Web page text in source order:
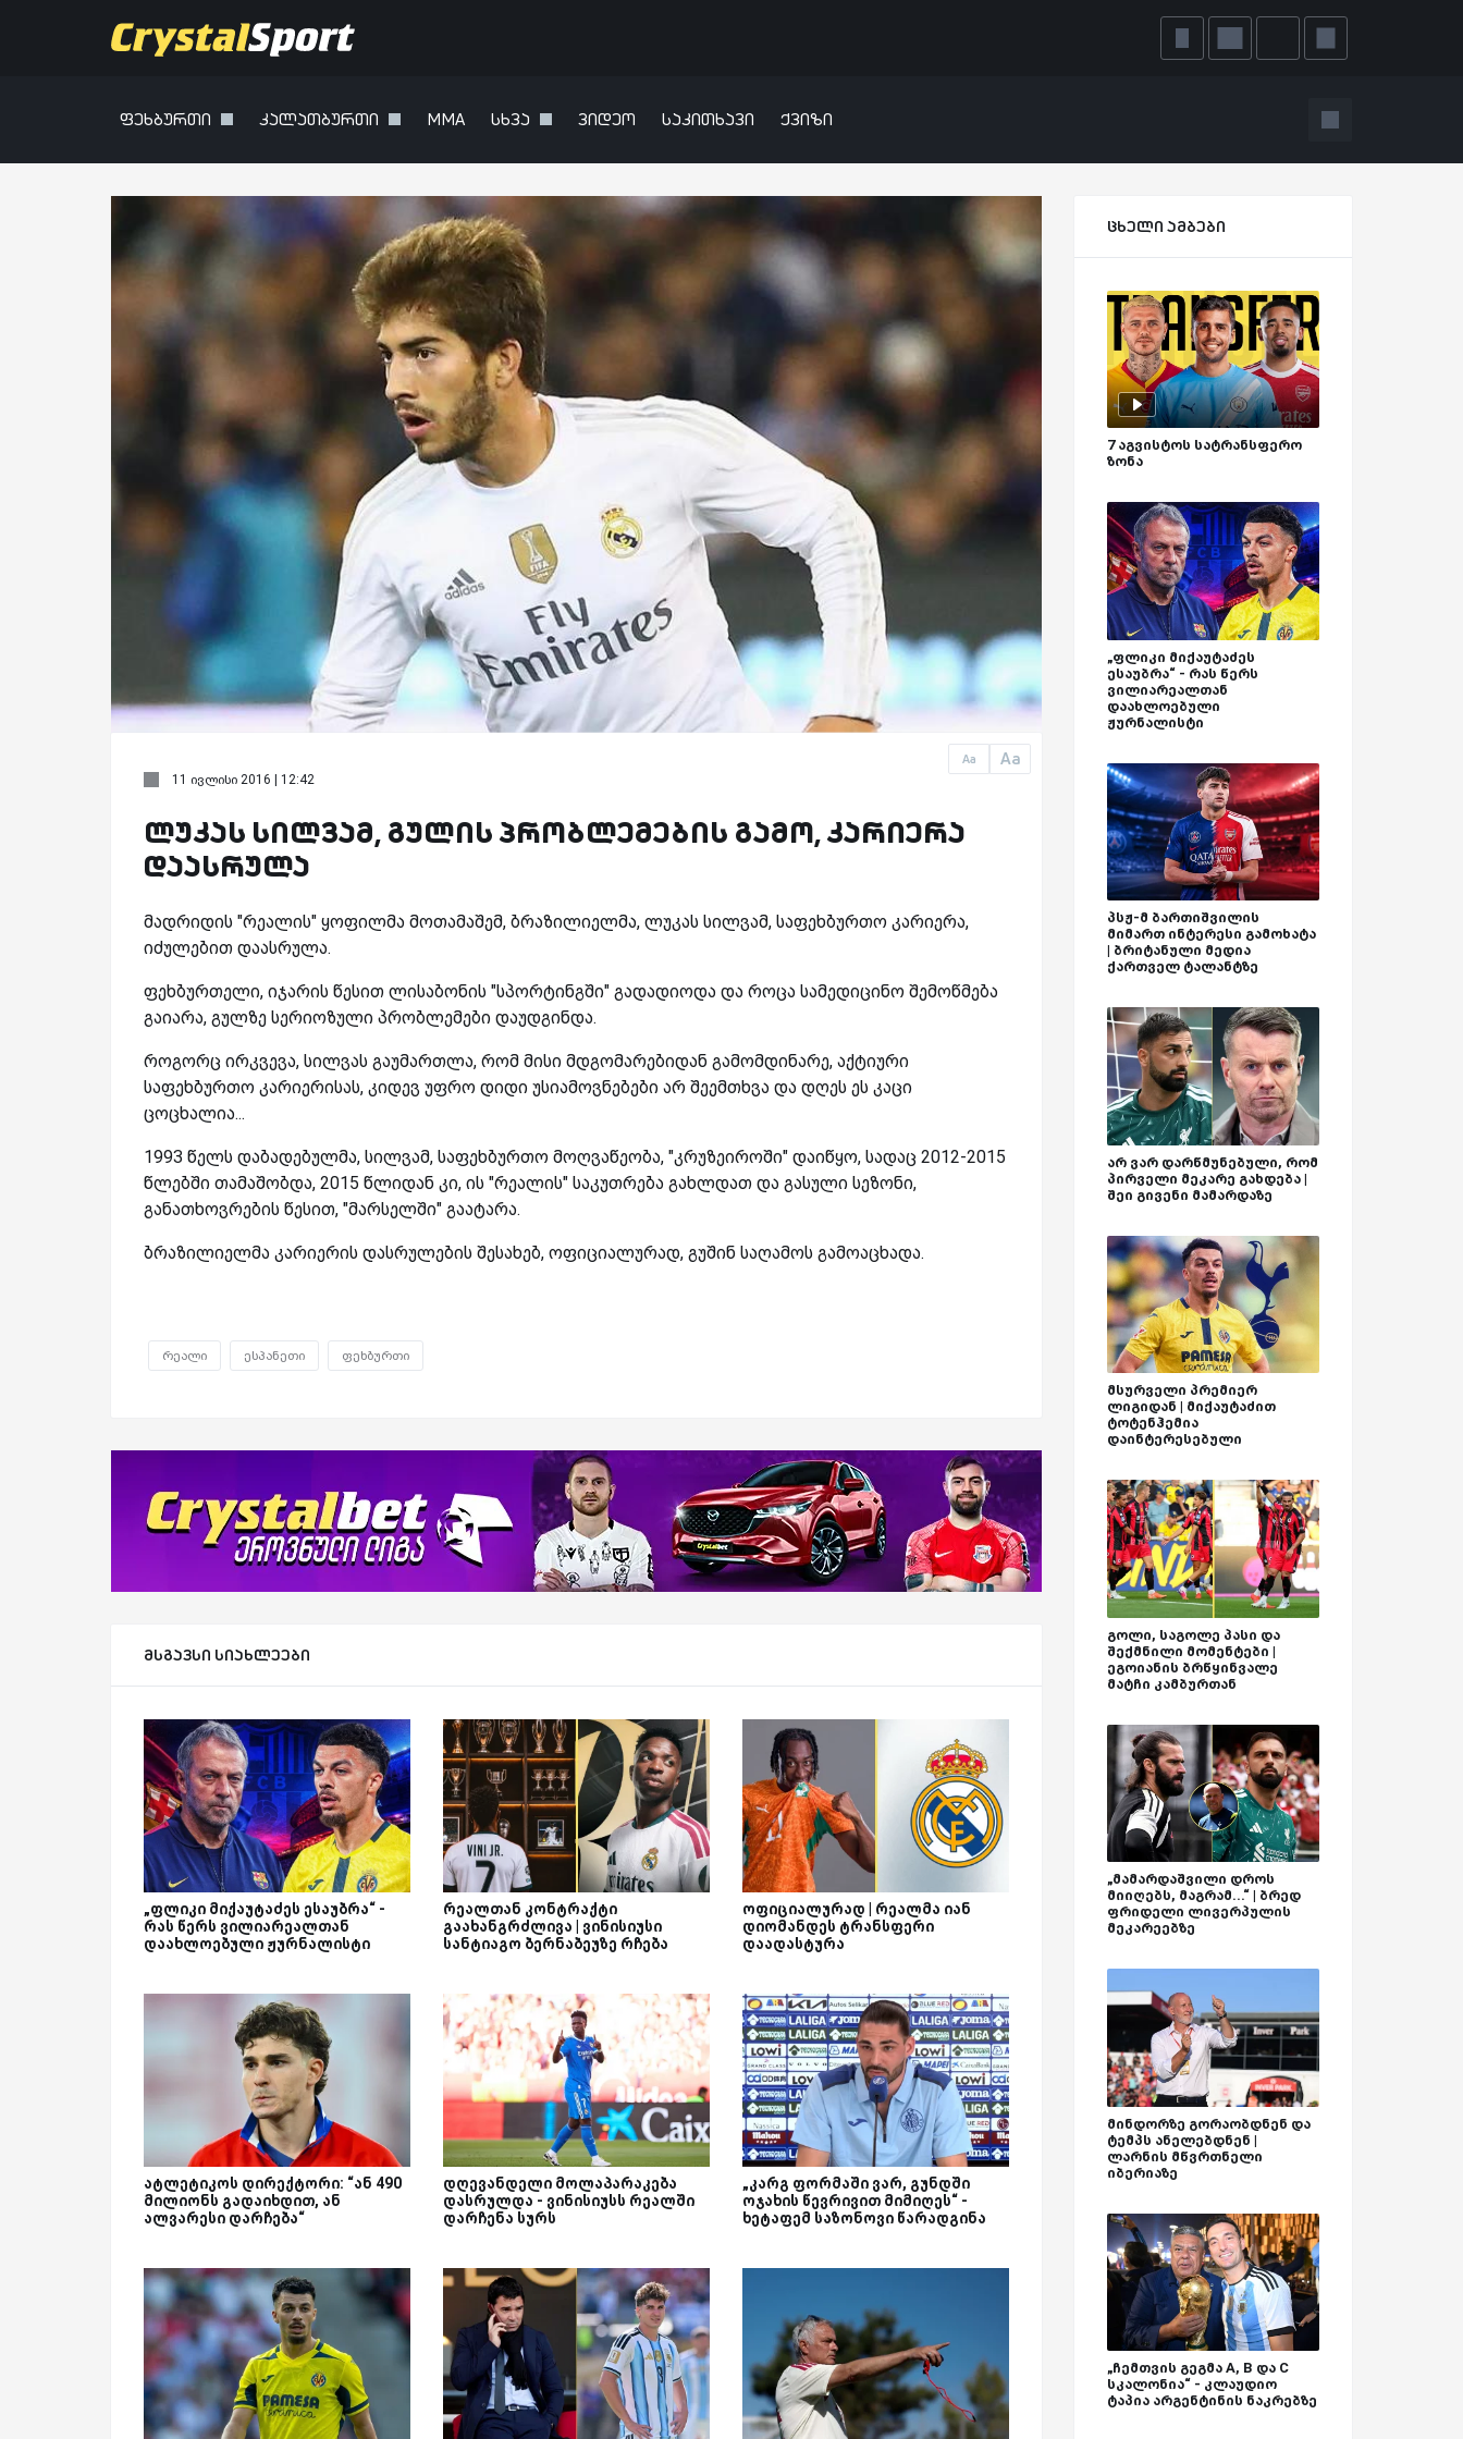
ფეხბურთი კალათბურთი MMA სხვა ვიდეო საკითხავი ქვიზი
Aa Aa
11 ივლისი 2016 | 12:42
ლუკას სილვამ, გულის პრობლემების გამო, კარიერა
დაასრულა
მადრიდის "რეალის" ყოფილმა მოთამაშემ, ბრაზილიელმა, ლუკას სილვამ, საფეხბურთო კარიერა,
იძულებით დაასრულა.
ფეხბურთელი, იჯარის წესით ლისაბონის "სპორტინგში" გადადიოდა და როცა სამედიცინო შემოწმება
გაიარა, გულზე სერიოზული პრობლემები დაუდგინდა.
როგორც ირკვევა, სილვას გაუმართლა, რომ მისი მდგომარებიდან გამომდინარე, აქტიური
საფეხბურთო კარიერისას, კიდევ უფრო დიდი უსიამოვნებები არ შეემთხვა და დღეს ეს კაცი
ცოცხალია...
1993 წელს დაბადებულმა, სილვამ, საფეხბურთო მოღვაწეობა, "კრუზეიროში" დაიწყო, სადაც 2012-2015
წლებში თამაშობდა, 2015 წლიდან კი, ის "რეალის" საკუთრება გახლდათ და გასული სეზონი,
განათხოვრების წესით, "მარსელში" გაატარა.
ბრაზილიელმა კარიერის დასრულების შესახებ, ოფიციალურად, გუშინ საღამოს გამოაცხადა.
რეალი ესპანეთი ფეხბურთი
მსგავსი სიახლეები
„ფლიკი მიქაუტაძეს ესაუბრა“ -
რას წერს ვილიარეალთან
დაახლოებული ჟურნალისტი
რეალთან კონტრაქტი
გაახანგრძლივა | ვინისიუსი
სანტიაგო ბერნაბეუზე რჩება
ოფიციალურად | რეალმა იან
დიომანდეს ტრანსფერი
დაადასტურა
ატლეტიკოს დირექტორი: “ან 490
მილიონს გადაიხდით, ან
ალვარესი დარჩება“
დღევანდელი მოლაპარაკება
დასრულდა - ვინისიუსს რეალში
დარჩენა სურს
„კარგ ფორმაში ვარ, გუნდში
ოჯახის წევრივით მიმიღეს“ -
ხეტაფემ საზონოვი წარადგინა
ცხელი ამბები
7 აგვისტოს სატრანსფერო
ზონა
„ფლიკი მიქაუტაძეს
ესაუბრა“ - რას წერს
ვილიარეალთან
დაახლოებული
ჟურნალისტი
პსჟ-მ ბართიშვილის
მიმართ ინტერესი გამოხატა
| ბრიტანული მედია
ქართველ ტალანტზე
არ ვარ დარწმუნებული, რომ
პირველი მეკარე გახდება |
შეი გივენი მამარდაზე
მსურველი პრემიერ
ლიგიდან | მიქაუტაძით
ტოტენჰემია
დაინტერესებული
გოლი, საგოლე პასი და
შექმნილი მომენტები |
ეგოიანის ბრწყინვალე
მატჩი კამბურთან
„მამარდაშვილი დროს
მიიღებს, მაგრამ...“ | ბრედ
ფრიდელი ლივერპულის
მეკარეებზე
მინდორზე გორაობდნენ და
ტემპს ანელებდნენ |
ლარნის მწვრთნელი
იბერიაზე
„ჩემთვის გეგმა A, B და C
სკალონია“ - კლაუდიო
ტაპია არგენტინის ნაკრებზე